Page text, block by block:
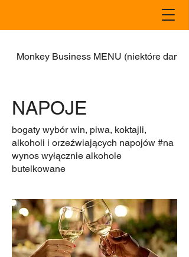
Monkey Business MENU (niektóre
NAPOJE
bogaty wybór win, piwa, koktajli,
alkoholi i orzeźwiających napojów #na
wynos wyłącznie alkohole
butelkowane